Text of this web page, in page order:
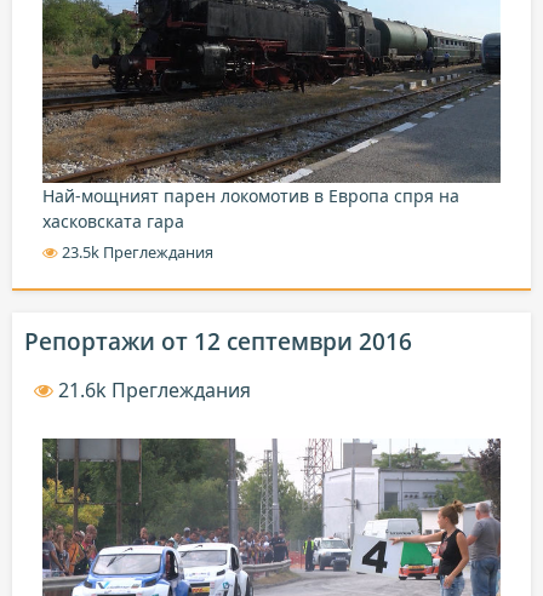
Най-мощният парен локомотив в Европа спря на
хасковската гара
23.5k Преглеждания
Репортажи от 12 септември 2016
21.6k Преглеждания